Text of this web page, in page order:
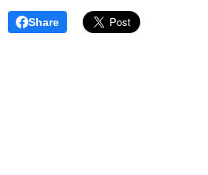
Share